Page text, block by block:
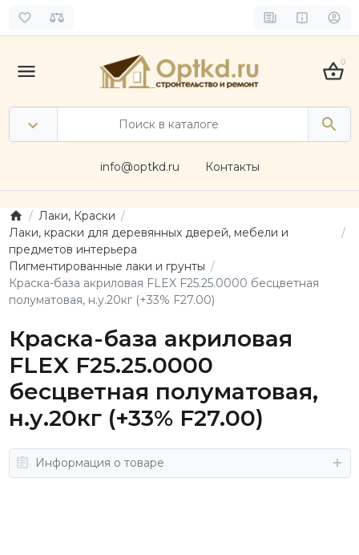
0
info@optkd.ru Контакты
Лаки, Краски
Лаки, краски для деревянных дверей, мебели и
предметов интерьера
Пигментированные лаки и грунты
Краска-база акриловая FLEX F25.25.0000 бесцветная
полуматовая, н.у.20кг (+33% F27.00)
Краска-база акриловая
FLEX F25.25.0000
бесцветная полуматовая,
н.у.20кг (+33% F27.00)
Информация о товаре